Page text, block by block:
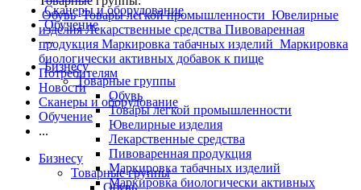
Сканеры и оборудование
Обучение
...
Бизнесу
Товарные группы
Обувь
Товары легкой промышленности
Ювелирные изделия
Лекарственные средства
Пивоваренная продукция
Маркировка табачных изделий
Маркировка биологически активных
ОбувьТовары легкой промышленности Ювелирные
изделияЛекарственные средства Пивоваренная
продукция Маркировка табачных изделий Маркировка
биологически активных добавок к пище
Потребителям
Новости
Сканеры и оборудование
Обучение
...
Бизнесу
Товарные группы
Обувь